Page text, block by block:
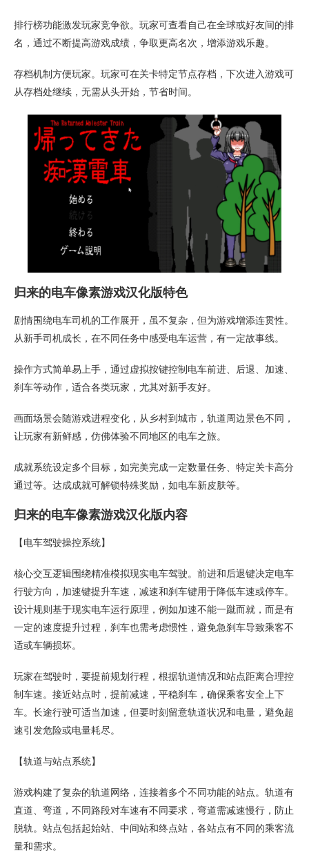
排行榜功能激发玩家竞争欲。玩家可查看自己在全球或好友间的排
名，通过不断提高游戏成绩，争取更高名次，增添游戏乐趣。
存档机制方便玩家。玩家可在关卡特定节点存档，下次进入游戏可
从存档处继续，无需从头开始，节省时间。
归来的电车像素游戏汉化版特色
剧情围绕电车司机的工作展开，虽不复杂，但为游戏增添连贯性。
从新手司机成长，在不同任务中感受电车运营，有一定故事线。
操作方式简单易上手，通过虚拟按键控制电车前进、后退、加速、
刹车等动作，适合各类玩家，尤其对新手友好。
画面场景会随游戏进程变化，从乡村到城市，轨道周边景色不同，
让玩家有新鲜感，仿佛体验不同地区的电车之旅。
成就系统设定多个目标，如完美完成一定数量任务、特定关卡高分
通过等。达成成就可解锁特殊奖励，如电车新皮肤等。
归来的电车像素游戏汉化版内容
【电车驾驶操控系统】
核心交互逻辑围绕精准模拟现实电车驾驶。前进和后退键决定电车
行驶方向，加速键提升车速，减速和刹车键用于降低车速或停车。
设计规则基于现实电车运行原理，例如加速不能一蹴而就，而是有
一定的速度提升过程，刹车也需考虑惯性，避免急刹车导致乘客不
适或车辆损坏。
玩家在驾驶时，要提前规划行程，根据轨道情况和站点距离合理控
制车速。接近站点时，提前减速，平稳刹车，确保乘客安全上下
车。长途行驶可适当加速，但要时刻留意轨道状况和电量，避免超
速引发危险或电量耗尽。
【轨道与站点系统】
游戏构建了复杂的轨道网络，连接着多个不同功能的站点。轨道有
直道、弯道，不同路段对车速有不同要求，弯道需减速慢行，防止
脱轨。站点包括起始站、中间站和终点站，各站点有不同的乘客流
量和需求。